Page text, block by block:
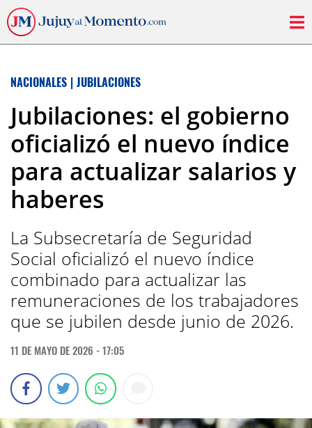
NACIONALES | JUBILACIONES
Jubilaciones: el gobierno
oficializó el nuevo índice
para actualizar salarios y
haberes
La Subsecretaría de Seguridad
Social oficializó el nuevo índice
combinado para actualizar las
remuneraciones de los trabajadores
que se jubilen desde junio de 2026.
11 DE MAYO DE 2026 - 17:05